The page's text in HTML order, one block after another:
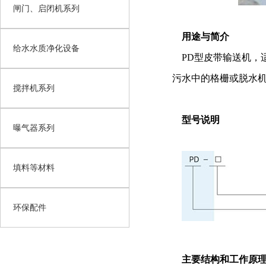
闸门、启闭机系列
给水水质净化设备
搅拌机系列
曝气器系列
填料等材料
环保配件
用途与简介
PD型皮带输送机，
污水中的格栅或脱水
型号说明
主要结构和工作原